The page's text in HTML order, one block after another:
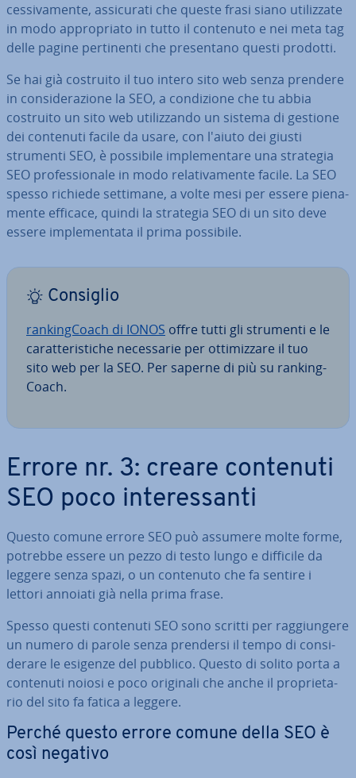
ces­si­va­men­te, as­si­cu­ra­ti che queste frasi siano uti­liz­za­te
in modo ap­pro­pria­to in tutto il contenuto e nei meta tag
delle pagine per­ti­nen­ti che pre­sen­ta­no questi prodotti.
Se hai già costruito il tuo intero sito web senza prendere
in con­si­de­ra­zio­ne la SEO, a con­di­zio­ne che tu abbia
costruito un sito web uti­liz­zan­do un sistema di gestione
dei contenuti facile da usare, con l'aiuto dei giusti
strumenti SEO, è possibile im­ple­men­ta­re una strategia
SEO pro­fes­sio­na­le in modo re­la­ti­va­men­te facile. La SEO
spesso richiede settimane, a volte mesi per essere pie­na­
men­te efficace, quindi la strategia SEO di un sito deve
essere im­ple­men­ta­ta il prima possibile.
Consiglio
ran­kin­g­Coach di IONOS offre tutti gli strumenti e le
ca­rat­te­ri­sti­che ne­ces­sa­rie per ot­ti­miz­za­re il tuo
sito web per la SEO. Per saperne di più su ran­kin­g­
Coach.
Errore nr. 3: creare contenuti
SEO poco in­te­res­san­ti
Questo comune errore SEO può assumere molte forme,
potrebbe essere un pezzo di testo lungo e difficile da
leggere senza spazi, o un contenuto che fa sentire i
lettori annoiati già nella prima frase.
Spesso questi contenuti SEO sono scritti per rag­giun­ge­re
un numero di parole senza prendersi il tempo di con­si­
de­ra­re le esigenze del pubblico. Questo di solito porta a
contenuti noiosi e poco originali che anche il pro­prie­ta­
rio del sito fa fatica a leggere.
Perché questo errore comune della SEO è
così negativo